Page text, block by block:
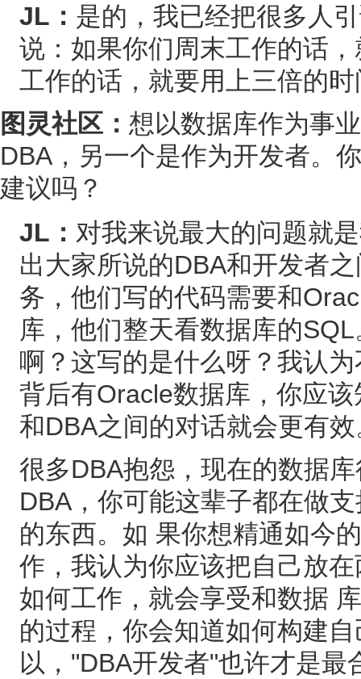
JL： 是的，我已经把很多人
说：如果你们周末工作的话
工作的话，就要用上三倍的时
图灵社区： 想以数据库作为事
DBA，另一个是作为开发者。
建议吗？
JL： 对我来说最大的问题就
出大家所说的DBA和开发者
务，他们写的代码需要和
库，他们整天看数据库的
啊？这写的是什么呀？我认
背后有Oracle数据库，你应
和DBA之间的对话就会更有
很多DBA抱怨，现在的数据
DBA，你可能这辈子都在做
的东西。如 果你想精通如今
作，我认为你应该把自己放
如何工作，就会享受和数据
的过程，你会知道如何构建
以，"DBA开发者"也许才是